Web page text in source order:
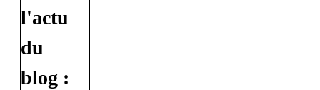
l'actu
du
blog :